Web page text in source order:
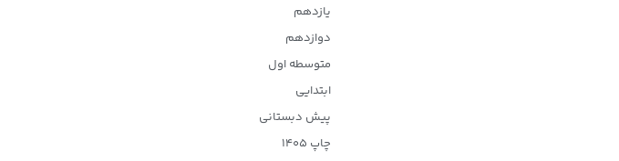
یازدهم
دوازدهم
متوسطه اول
ابتدایی
پیش دبستانی
چاپ 1405